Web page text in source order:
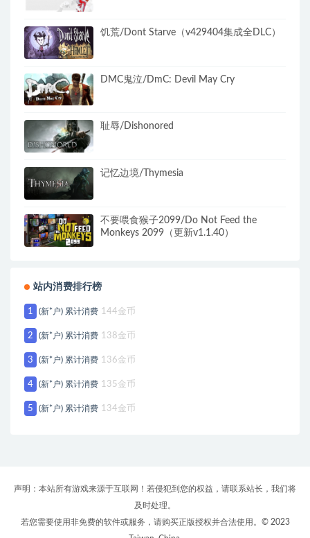
饥荒/Dont Starve（v429404集成全DLC）
DMC鬼泣/DmC: Devil May Cry
耻辱/Dishonored
记忆边境/Thymesia
不要喂食猴子2099/Do Not Feed the
Monkeys 2099（更新v1.1.40）
站内消费排行榜
1 (新*户) 累计消费 144金币
2 (新*户) 累计消费 138金币
3 (新*户) 累计消费 136金币
4 (新*户) 累计消费 135金币
5 (新*户) 累计消费 134金币
声明：本站所有游戏来源于互联网！若侵犯到您的权益，请联系站长，我们将
及时处理。
若您需要使用非免费的软件或服务，请购买正版授权并合法使用。© 2023